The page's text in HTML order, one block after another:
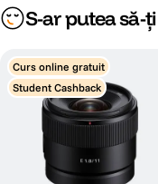
Cod producator
S-ar putea să-
Curs online gratuit
Student Cashback